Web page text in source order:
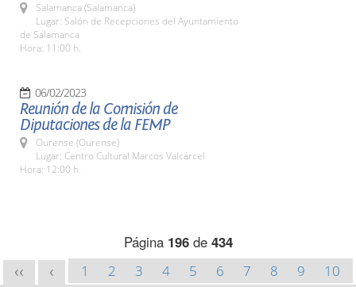
Salamanca (Salamanca)
Lugar: Salón de Recepciones del Ayuntamiento
de Salamanca
Hora: 11:00 h.
06/02/2023
Reunión de la Comisión de
Diputaciones de la FEMP
Ourense (Ourense)
Lugar: Centro Cultural Marcos Valcárcel
Hora: 12:00 h.
Página 196de 434
<< < 1 2 3 4 5 6 7 8 9
10